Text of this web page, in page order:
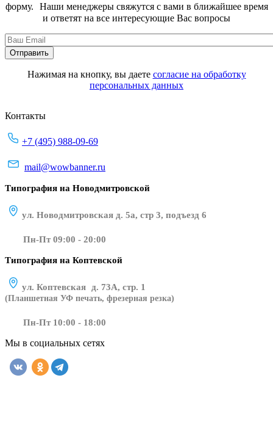
форму. Наши менеджеры свяжутся с вами в ближайшее время
и ответят на все интересующие Вас вопросы
Нажимая на кнопку, вы даете согласие на обработку
персональных данных
Контакты
+7 (495) 988-09-69
mail@wowbanner.ru
Типография на Новодмитровской
ул. Новодмитровская д. 5а, стр 3, подъезд 6
Пн-Пт 09:00 - 20:00
Типография на Коптевской
ул. Коптевская д. 73А, стр. 1
(Планшетная УФ печать, фрезерная резка)
Пн-Пт 10:00 - 18:00
Мы в социальных сетях